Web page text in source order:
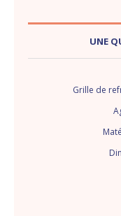
UNE
Grille de